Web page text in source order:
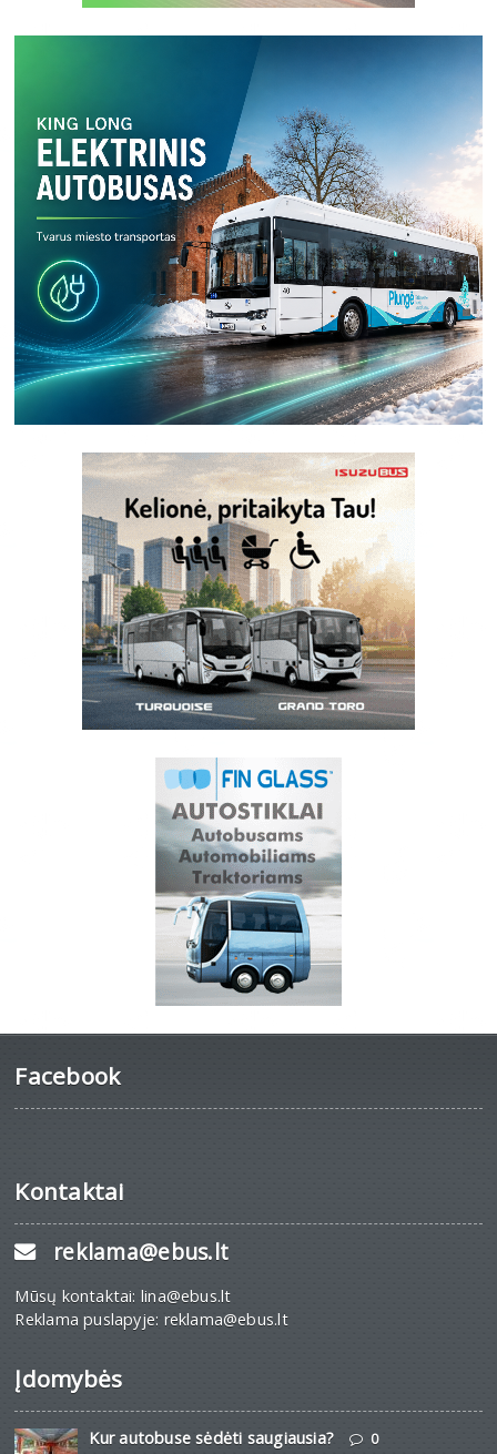
Facebook
Kontaktai
reklama@ebus.lt
Mūsų kontaktai: lina@ebus.lt
Reklama puslapyje: reklama@ebus.lt
Įdomybės
Kur autobuse sėdėti saugiausia? 0